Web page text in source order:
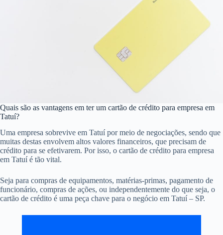
Quais são as vantagens em ter um cartão de crédito para empresa em
Tatuí?
Uma empresa sobrevive em Tatuí por meio de negociações, sendo que
muitas destas envolvem altos valores financeiros, que precisam de
crédito para se efetivarem. Por isso, o cartão de crédito para empresa
em Tatuí é tão vital.
Seja para compras de equipamentos, matérias-primas, pagamento de
funcionário, compras de ações, ou independentemente do que seja, o
cartão de crédito é uma peça chave para o negócio em Tatuí – SP.